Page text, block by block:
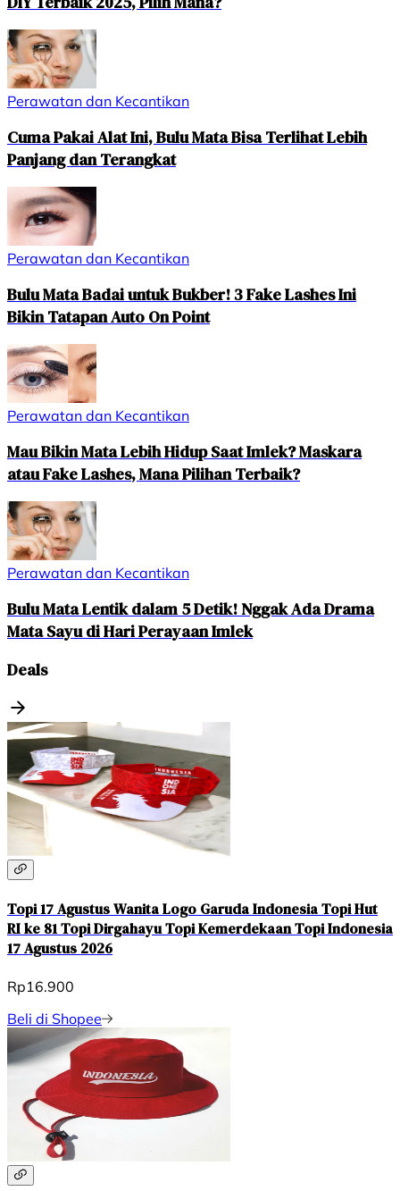
Perawatan dan Kecantikan
Cuma Pakai Alat Ini, Bulu Mata Bisa Terlihat Lebih
Panjang dan Terangkat
Perawatan dan Kecantikan
Bulu Mata Badai untuk Bukber! 3 Fake Lashes Ini
Bikin Tatapan Auto On Point
Perawatan dan Kecantikan
Mau Bikin Mata Lebih Hidup Saat Imlek? Maskara
atau Fake Lashes, Mana Pilihan Terbaik?
Perawatan dan Kecantikan
Bulu Mata Lentik dalam 5 Detik! Nggak Ada Drama
Mata Sayu di Hari Perayaan Imlek
Deals
Topi 17 Agustus Wanita Logo Garuda Indonesia Topi Hut
RI ke 81 Topi Dirgahayu Topi Kemerdekaan Topi Indonesia
17 Agustus 2026
Rp16.900
Beli di Shopee